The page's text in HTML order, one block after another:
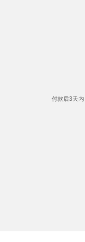
付款后3天内